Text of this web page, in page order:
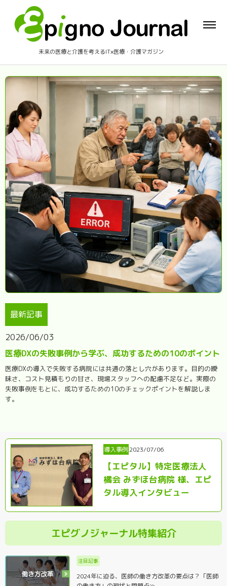
未来の医療と介護を考えるIT×医療・介護マガジン
最新記事
2026/06/03
医療DXの失敗事例から学ぶ、成功するための10のポイント
医療DXの導入で失敗する病院には共通の落とし穴があります。目的の曖
昧さ、コスト見積もりの甘さ、現場スタッフへの配慮不足など。実際の
失敗事例をもとに、成功するための10のチェックポイントを解説しま
す。
導入事例2023/07/06
【エピタル】特定医療法人
橘会 みずほ台病院 様、エピ
タル導入インタビュー
エピグノジャーナル特集紹介
注目記事
2024年に迫る、医師の働き方改革の要点は？「医師